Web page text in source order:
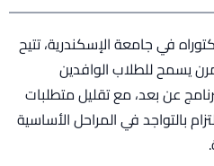
في جامعة الإسكندرية، تتيح
يسمح للطلاب الوافدين
عن بعد، مع تقليل متطلبات
بالتواجد في المراحل الأساسية